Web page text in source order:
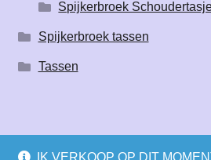
IK VERKOOP OP DIT
Spijkerbroek
Spijkerbroek tassen
Tassen